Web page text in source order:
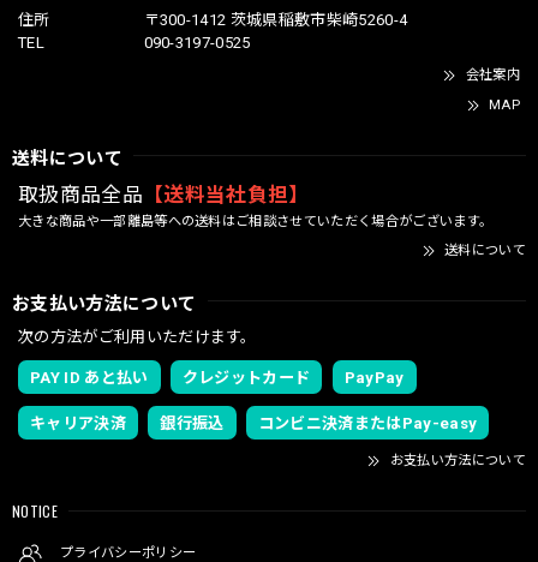
住所
〒300-1412 茨城県稲敷市柴崎5260-4
TEL
090-3197-0525
会社案内
MAP
送料について
取扱商品全品 【送料当社負担】
大きな商品や一部離島等への送料はご相談させていただく場合がございます。
送料について
お支払い方法について
次の方法がご利用いただけます。
PAY ID あと払い クレジットカード PayPay
キャリア決済 銀行振込 コンビニ決済またはPay-easy
お支払い方法について
NOTICE
プライバシーポリシー